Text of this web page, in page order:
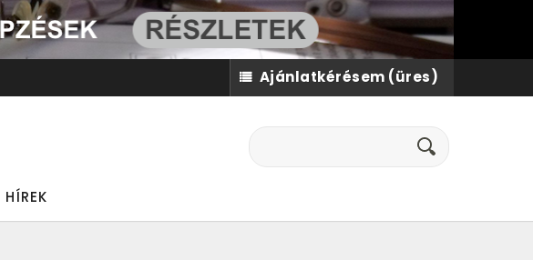
Ajánlatkérésem (üres)
HÍREK